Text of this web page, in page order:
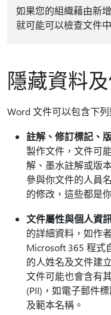
如果您的組織藉由新
就可能可以檢查文件
隱藏資料
Word 文件可以包含下
註解、修訂標記、
製作文件，文件可
解、墨水註解或版
參與你文件的人員
的修改，這些都是
文件屬性與個人資
的詳細資料，如作
Microsoft 365 程式
的人姓名及文件建
文件可能也會含有
(PII)，如電子郵件
及範本名稱。